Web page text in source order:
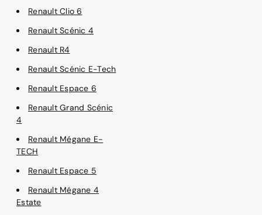
Renault Clio 6
Renault Scénic 4
Renault R4
Renault Scénic E-Tech
Renault Espace 6
Renault Grand Scénic
4
Renault Mégane E-
TECH
Renault Espace 5
Renault Mégane 4
Estate